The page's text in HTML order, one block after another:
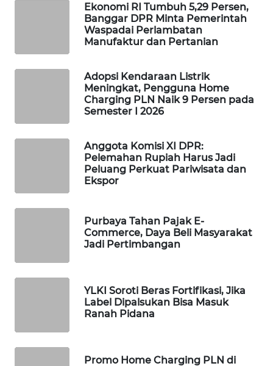
Ekonomi RI Tumbuh 5,29 Persen,
Banggar DPR Minta Pemerintah
Waspadai Perlambatan
Manufaktur dan Pertanian
Adopsi Kendaraan Listrik
Meningkat, Pengguna Home
Charging PLN Naik 9 Persen pada
Semester I 2026
Anggota Komisi XI DPR:
Pelemahan Rupiah Harus Jadi
Peluang Perkuat Pariwisata dan
Ekspor
Purbaya Tahan Pajak E-
Commerce, Daya Beli Masyarakat
Jadi Pertimbangan
YLKI Soroti Beras Fortifikasi, Jika
Label Dipalsukan Bisa Masuk
Ranah Pidana
Promo Home Charging PLN di
SELEB
WAHANA
HEALTH